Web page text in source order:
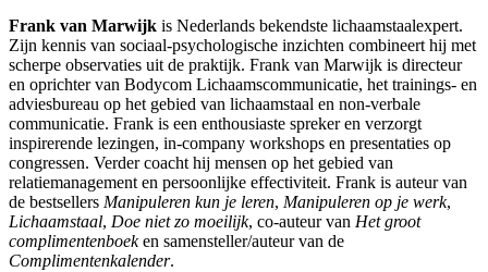
Frank van Marwijk is Nederlands bekendste lichaamstaalexpert.
Zijn kennis van sociaal-psychologische inzichten combineert hij met
scherpe observaties uit de praktijk. Frank van Marwijk is directeur
en oprichter van Bodycom Lichaamscommunicatie, het trainings- en
adviesbureau op het gebied van lichaamstaal en non-verbale
communicatie. Frank is een enthousiaste spreker en verzorgt
inspirerende lezingen, in-company workshops en presentaties op
congressen. Verder coacht hij mensen op het gebied van
relatiemanagement en persoonlijke effectiviteit. Frank is auteur van
de bestsellers Manipuleren kun je leren, Manipuleren op je werk,
Lichaamstaal, Doe niet zo moeilijk, co-auteur van Het groot
complimentenboeken samensteller/auteur van de
Complimentenkalender.